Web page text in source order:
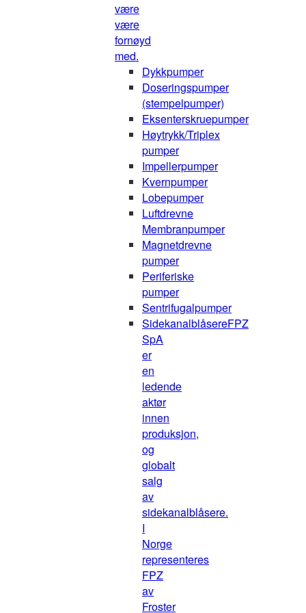
være
være
fornøyd
med.
Dykkpumper
Doseringspumper
(stempelpumper)
Eksenterskruepumper
Høytrykk/Triplex
pumper
Impellerpumper
Kvernpumper
Lobepumper
Luftdrevne
Membranpumper
Magnetdrevne
pumper
Periferiske
pumper
Sentrifugalpumper
SidekanalblåsereFPZ
SpA
er
en
ledende
aktør
innen
produksjon,
og
globalt
salg
av
sidekanalblåsere.
I
Norge
representeres
FPZ
av
Froster